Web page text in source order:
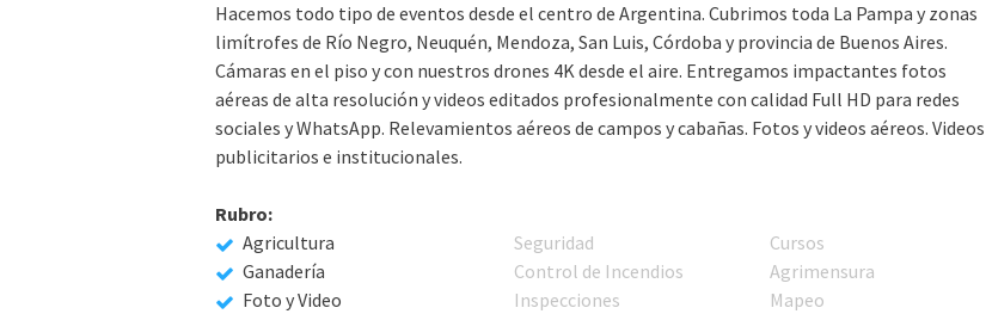
Hacemos todo tipo de eventos desde el centro de Argentina. Cubrimos toda La Pampa y zonas
limítrofes de Río Negro, Neuquén, Mendoza, San Luis, Córdoba y provincia de Buenos Aires.
Cámaras en el piso y con nuestros drones 4K desde el aire. Entregamos impactantes fotos
aéreas de alta resolución y videos editados profesionalmente con calidad Full HD para redes
sociales y WhatsApp. Relevamientos aéreos de campos y cabañas. Fotos y videos aéreos. Videos
publicitarios e institucionales.
Rubro:
Agricultura
Ganadería
Foto y Video
Seguridad
Control de Incendios
Inspecciones
Cursos
Agrimensura
Mapeo